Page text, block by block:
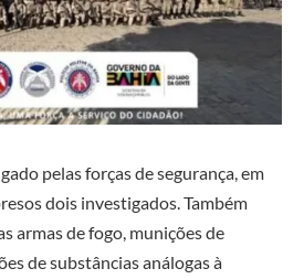
pelas forças de segurança, em
dois investigados. Também
armas de fogo, munições de
de substâncias análogas à